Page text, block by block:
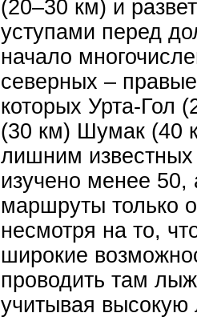
(20–30 км) и
уступами перед
начало
северных –
которых Урта-Гол
(30 км) Шумак (40
лишним известных
изучено менее
маршруты только
несмотря на то,
широкие
проводить там
учитывая